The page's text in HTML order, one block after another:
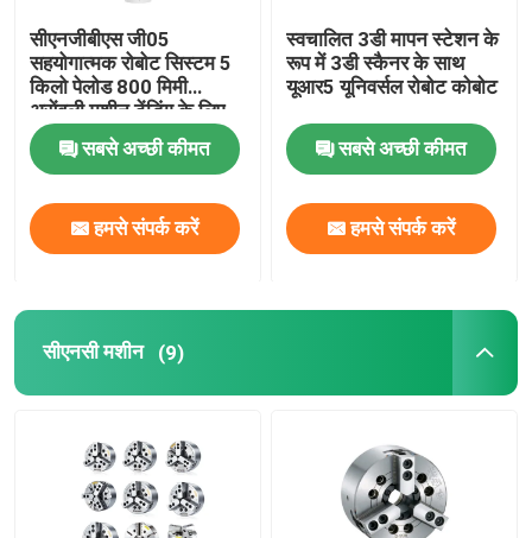
सीएनजीबीएस जी05
सहयोगात्मक रोबोट सिस्टम 5
किलो पेलोड 800 मिमी
असेंबली मशीन टेंडिंग के लिए
पहुंच
सबसे अच्छी कीमत
हमसे संपर्क करें
स्वचालित 3डी मापन स्टेशन के
रूप में 3डी स्कैनर के साथ
यूआर5 यूनिवर्सल रोबोट कोबोट
सबसे अच्छी कीमत
हमसे संपर्क करें
सीएनसी मशीन (9)